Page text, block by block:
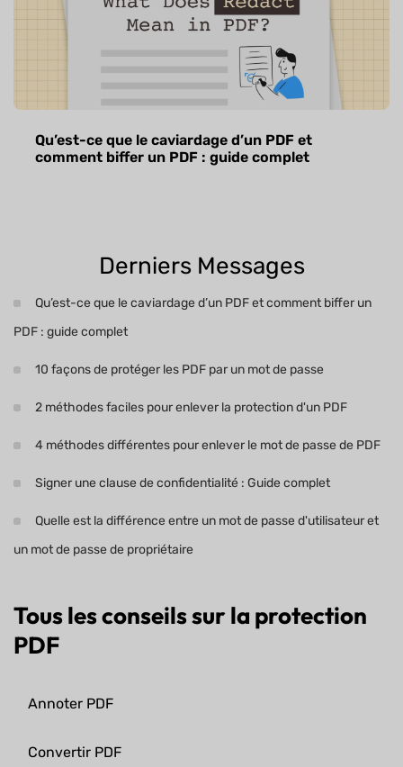
Tous les conseils sur la protection
PDF
Annoter PDF
Convertir PDF
Qu’est-ce que le caviardage d’un PDF et
comment biffer un PDF : guide complet
Derniers Messages
Qu’est-ce que le caviardage d’un PDF et comment biffer un
PDF : guide complet
10 façons de protéger les PDF par un mot de passe
2 méthodes faciles pour enlever la protection d'un PDF
4 méthodes différentes pour enlever le mot de passe de PDF
Signer une clause de confidentialité : Guide complet
Quelle est la différence entre un mot de passe d'utilisateur et
un mot de passe de propriétaire